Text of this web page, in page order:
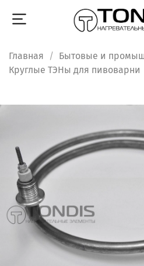
Главная Бытовые и
Круглые ТЭНы для пивоварни